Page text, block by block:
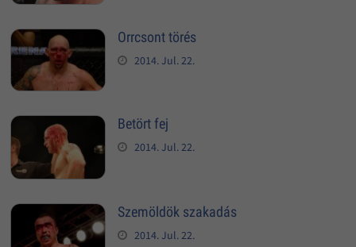
Orrcsont törés
2014. Jul. 22.
Betört fej
2014. Jul. 22.
Szemöldök szakadás
2014. Jul. 22.